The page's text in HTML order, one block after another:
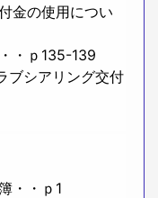
金の使用につい
・ｐ135-139
ブシアリング交付
・・ｐ1